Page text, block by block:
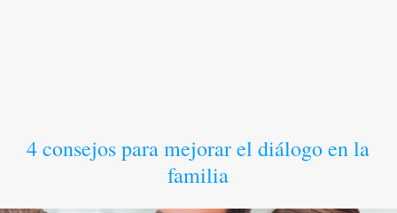
4 consejos para mejorar el diálogo en la
familia